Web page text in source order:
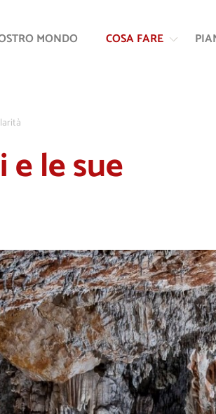
alla
MONDO COSA FARE
e le sue